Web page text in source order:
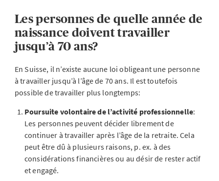
Les personnes de quelle année de
naissance doivent travailler
jusqu’à 70 ans?
En Suisse, il n’existe aucune loi obligeant une personne
à travailler jusqu’à l’âge de 70 ans. Il est toutefois
possible de travailler plus longtemps:
Poursuite volontaire de l’activité professionnelle:
Les personnes peuvent décider librement de
continuer à travailler après l’âge de la retraite. Cela
peut être dû à plusieurs raisons, p. ex. à des
considérations financières ou au désir de rester actif
et engagé.